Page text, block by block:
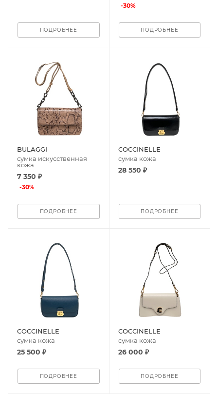
ПОДРОБНЕЕ
-30%
ПОДРОБНЕЕ
BULAGGI
сумка искусственная
кожа
7 350 ₽
-30%
ПОДРОБНЕЕ
COCCINELLE
сумка кожа
28 550 ₽
ПОДРОБНЕЕ
COCCINELLE
сумка кожа
25 500 ₽
ПОДРОБНЕЕ
COCCINELLE
сумка кожа
26 000 ₽
ПОДРОБНЕЕ